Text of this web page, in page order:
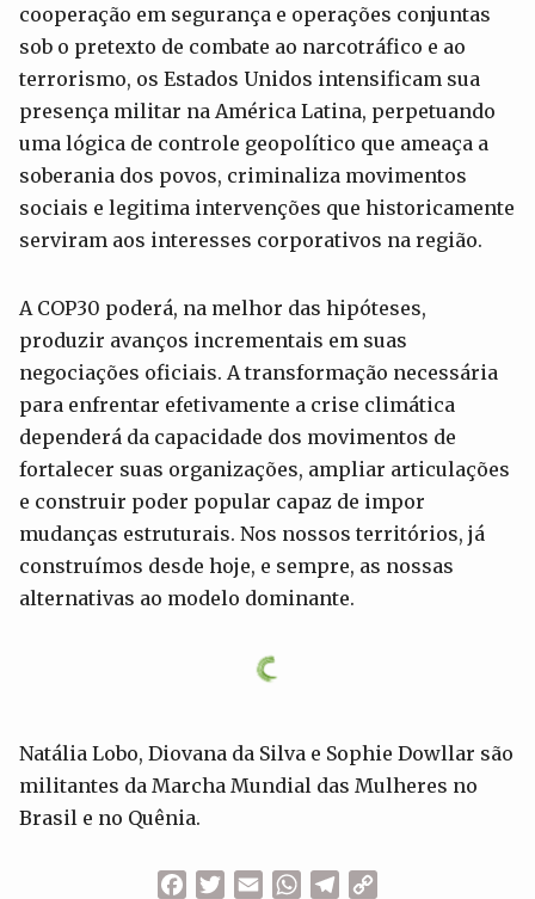
cooperação em segurança e operações conjuntas
sob o pretexto de combate ao narcotráfico e ao
terrorismo, os Estados Unidos intensificam sua
presença militar na América Latina, perpetuando
uma lógica de controle geopolítico que ameaça a
soberania dos povos, criminaliza movimentos
sociais e legitima intervenções que historicamente
serviram aos interesses corporativos na região.
A COP30 poderá, na melhor das hipóteses,
produzir avanços incrementais em suas
negociações oficiais. A transformação necessária
para enfrentar efetivamente a crise climática
dependerá da capacidade dos movimentos de
fortalecer suas organizações, ampliar articulações
e construir poder popular capaz de impor
mudanças estruturais. Nos nossos territórios, já
construímos desde hoje, e sempre, as nossas
alternativas ao modelo dominante.
Natália Lobo, Diovana da Silva e Sophie Dowllar são
militantes da Marcha Mundial das Mulheres no
Brasil e no Quênia.
FacebookTwitterEmailWhatsApp
Telegram